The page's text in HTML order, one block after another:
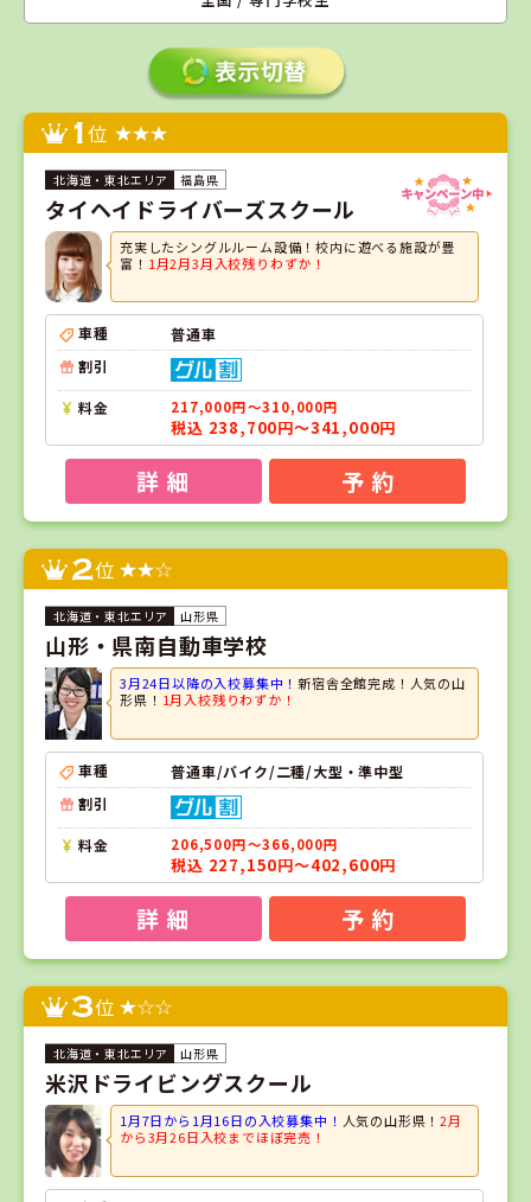
1位
福島県
タイヘイドライバーズスクール
充実したシングルルーム設備！校内に遊べる施設が豊
富！ 1月2月3月入校残りわずか！
車種
普通車
割引
料金 217,000円～310,000円
税込 238,700円～341,000円
詳 細 予 約
2位
山形県
山形・県南自動車学校
3月24日以降の入校募集中！新宿舎全館完成！人気の山
形県！ 1月入校残りわずか！
車種
普通車/バイク/二種/大型・準中型
割引
料金 206,500円～366,000円
税込 227,150円～402,600円
詳 細 予 約
3位
山形県
米沢ドライビングスクール
1月7日から1月16日の入校募集中！ 人気の山形県！2月
から3月26日入校までほぼ完売！